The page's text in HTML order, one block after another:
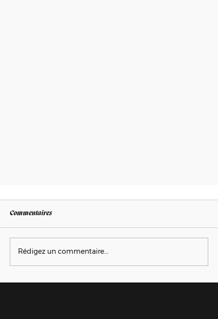
Cinémagraphe d'équipe
Commentaires
Rédigez un commentaire...